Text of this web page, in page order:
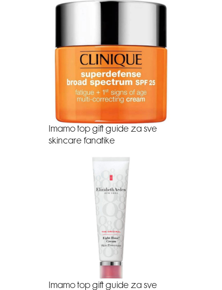
Imamo top gift guide za sve
skincare fanatike
Imamo top gift guide za sve